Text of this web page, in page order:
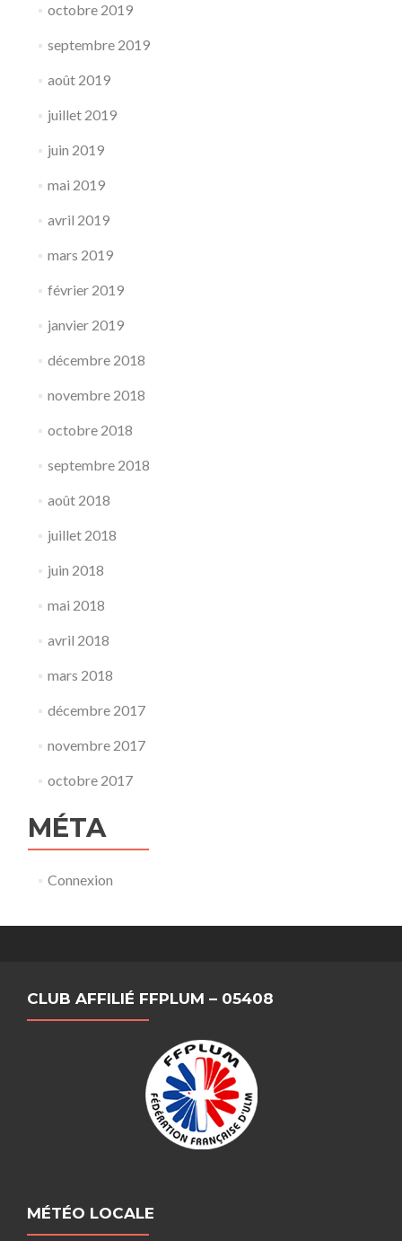
octobre 2019
septembre 2019
août 2019
juillet 2019
juin 2019
mai 2019
avril 2019
mars 2019
février 2019
janvier 2019
décembre 2018
novembre 2018
octobre 2018
septembre 2018
août 2018
juillet 2018
juin 2018
mai 2018
avril 2018
mars 2018
décembre 2017
novembre 2017
octobre 2017
MÉTA
Connexion
CLUB AFFILIÉ FFPLUM – 05408
MÉTÉO LOCALE